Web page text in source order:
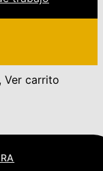
Ver carrito